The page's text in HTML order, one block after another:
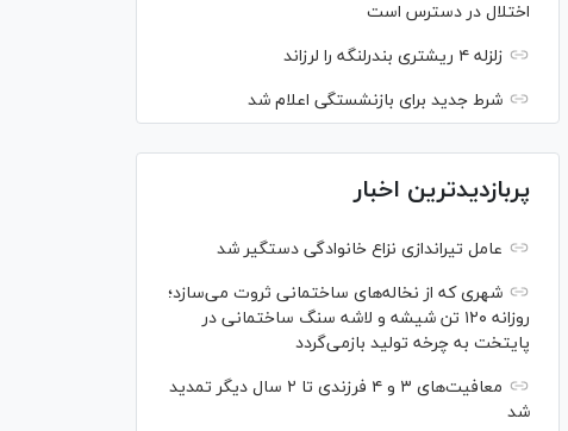
اختلال در دسترس است
زلزله ۴ ریشتری بندرلنگه را لرزاند
شرط جدید برای بازنشستگی اعلام شد
پربازدیدترین اخبار
عامل تیراندازی نزاع خانوادگی دستگیر شد
شهری که از نخاله‌های ساختمانی ثروت می‌سازد؛
روزانه ۱۲۰ تن شیشه و لاشه سنگ ساختمانی در
پایتخت به چرخه تولید بازمی‌گردد
معافیت‌های ۳ و ۴ فرزندی تا ۲ سال دیگر تمدید
شد